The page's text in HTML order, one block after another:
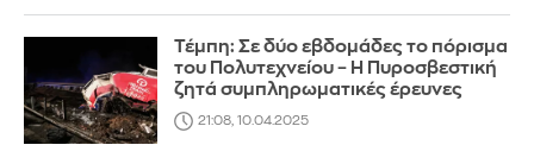
Τέμπη: Σε δύο εβδομάδες το πόρισμα
του Πολυτεχνείου – Η Πυροσβεστική
ζητά συμπληρωματικές έρευνες
21:08, 10.04.2025